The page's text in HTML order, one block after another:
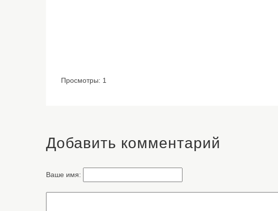
Просмотры: 1
Добавить комментарий
Ваше имя: